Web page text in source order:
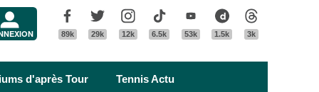
Facebook
89k
Twitter
29k
Instagram
12k
Tik Tok
6.5k
Youtube
53k
Dailymotion
1.5k 3k
d'après Tour Tennis Actu